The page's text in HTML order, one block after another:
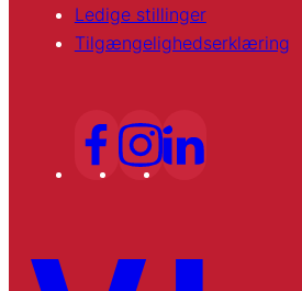
Ledige stillinger
Tilgængelighedserklæring